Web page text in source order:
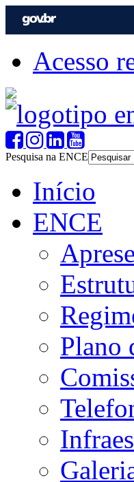
Acesso
Pesquisa na ENCE
Início
ENCE
Plano